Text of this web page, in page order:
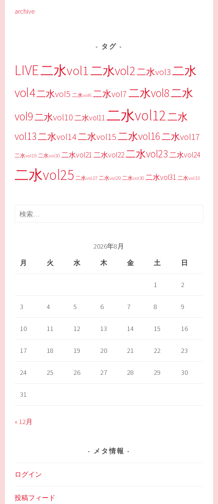
archive
タグ
LIVE二水vol1二水vol2二水vol3二水
vol4二水vol5 二水vol6 二水vol7二水vol8二水
vol9二水vol10 二水vol11 二水vol12二水
vol13二水vol14二水vol15二水vol16二水vol17
二水vol19 二水vol20 二水vol21 二水vol22二水vol23 二水vol24
二水vol25 二水vol27 二水vol29 二水vol30 二水vol31 二水vol33
検
2026年8月
月
火 水 木 金 土 日
1 2
3 4 5 6 7 8 9
10 11 12 13 14 15 16
17 18 19 20 21 22 23
24 25 26 27 28 29 30
31
« 12月
メタ情報
ログイン
投稿フィード